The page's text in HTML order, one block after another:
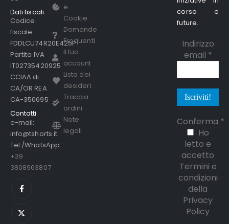
Dati fiscali
Codice
fiscale:
FDDLCU74R20E425P
Partita IVA
IT02735420925
CCIAA di
CA/OR REA
CA-350695
Contatti
e-mail:
info@tshorts.it
Tel./WhatsApp:
+39
3808963807
e
Cookie
Domande
Frequenti
Il tuo
account
Lista dei
desideri
Traccia
ordini
Note
legali
corso e
future.
Indirizzo
email *
Conferma *
Ho
letto e
accetto
Termini e
condizioni
della
Privacy
Policy